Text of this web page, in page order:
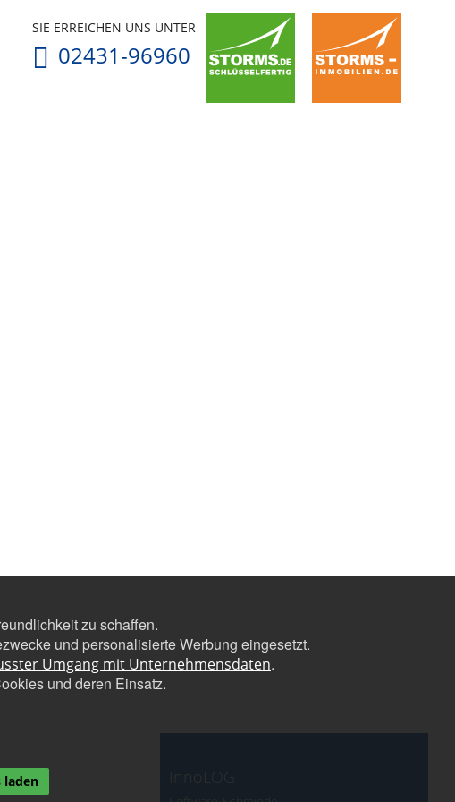
SIE ERREICHEN UNS UNTER
02431-96960
InnoLOG
zu schaffen.
und personalisierte Werbung eingesetzt.
Umgang mit Unternehmensdaten.
und deren Einsatz.
laden